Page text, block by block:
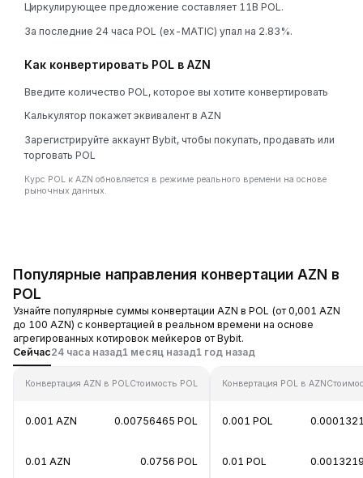
Циркулирующее предложение составляет 11B POL.
За последние 24 часа POL (ex-MATIC) упал на 2.83%.
Как конвертировать POL в AZN
Введите количество POL, которое вы хотите конвертировать
Калькулятор покажет эквивалент в AZN
Зарегистрируйте аккаунт Bybit, чтобы покупать, продавать или
торговать POL
Курс POL к AZN обновляется в режиме реального времени на основе
рыночных данных.
Популярные направления конвертации AZN в
POL
Узнайте популярные суммы конвертации AZN в POL (от 0,001 AZN
до 100 AZN) с конвертацией в реальном времени на основе
агрегированных котировок мейкеров от Bybit.
Сейчас24 часа назад1 месяц назад1 год назад
Конвертация AZN в POL Стоимость POL
0.001 AZN 0.00756465 POL
0.01 AZN 0.0756 POL
Конвертация POL в AZN
0.001 POL
0.01 POL